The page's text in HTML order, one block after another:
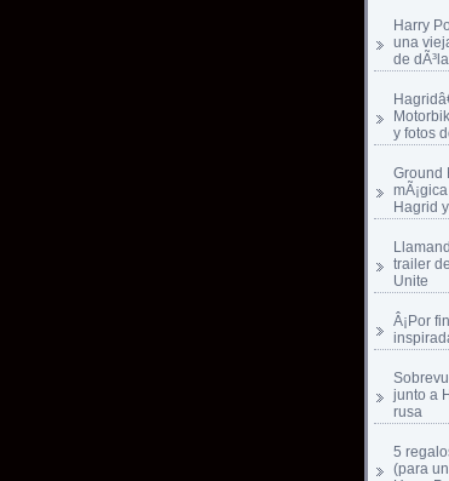
Harry
una
de
y fotos
Ground
Hagrid
trailer
Unite
Â¡Por
junto a
rusa
5
(para